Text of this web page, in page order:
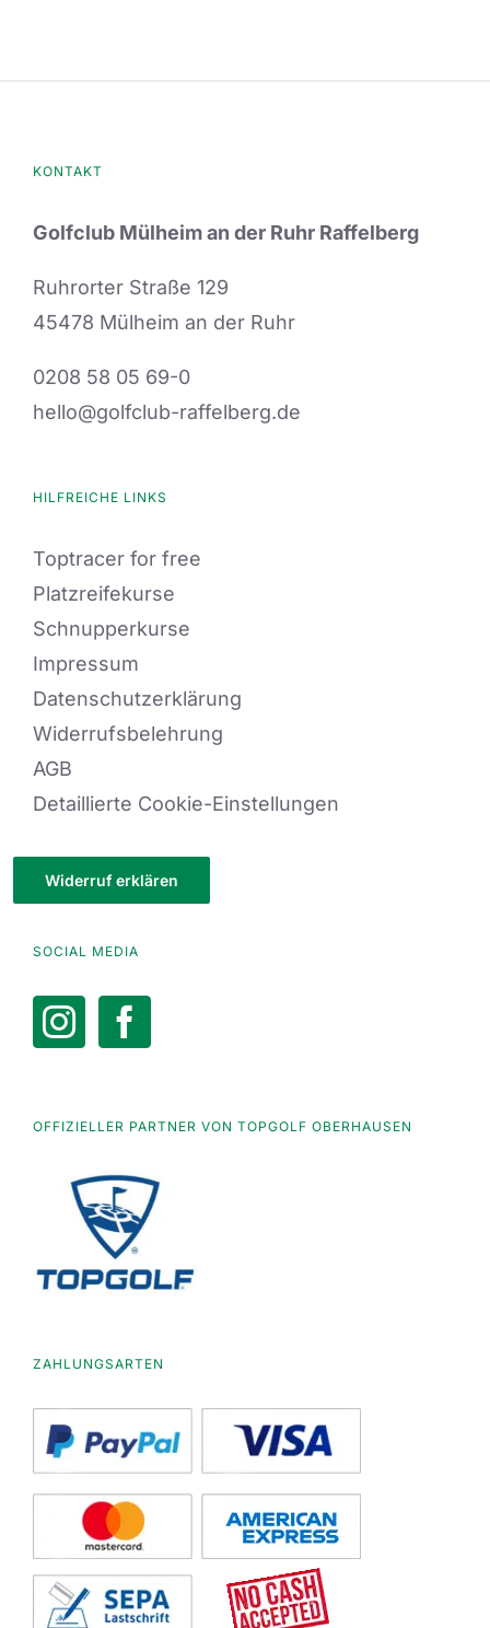
KONTAKT
Golfclub Mülheim an der Ruhr Raffelberg
Ruhrorter Straße 129
45478 Mülheim an der Ruhr
0208 58 05 69-0
hello@golfclub-raffelberg.de
HILFREICHE LINKS
Toptracer for free
Platzreifekurse
Schnupperkurse
Impressum
Datenschutzerklärung
Widerrufsbelehrung
AGB
Detaillierte Cookie-Einstellungen
Widerruf erklären
SOCIAL MEDIA
OFFIZIELLER PARTNER VON TOPGOLF OBERHAUSEN
ZAHLUNGSARTEN